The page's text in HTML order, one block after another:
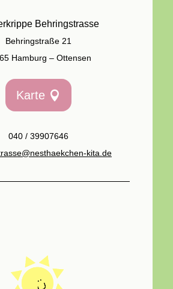
Behringstrasse
Behringstraße 21
Hamburg – Ottensen
Karte
040 / 39907646
kita.de